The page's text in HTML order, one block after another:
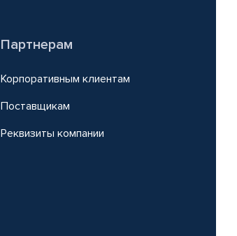
Партнерам
Корпоративным клиентам
Поставщикам
Реквизиты компании